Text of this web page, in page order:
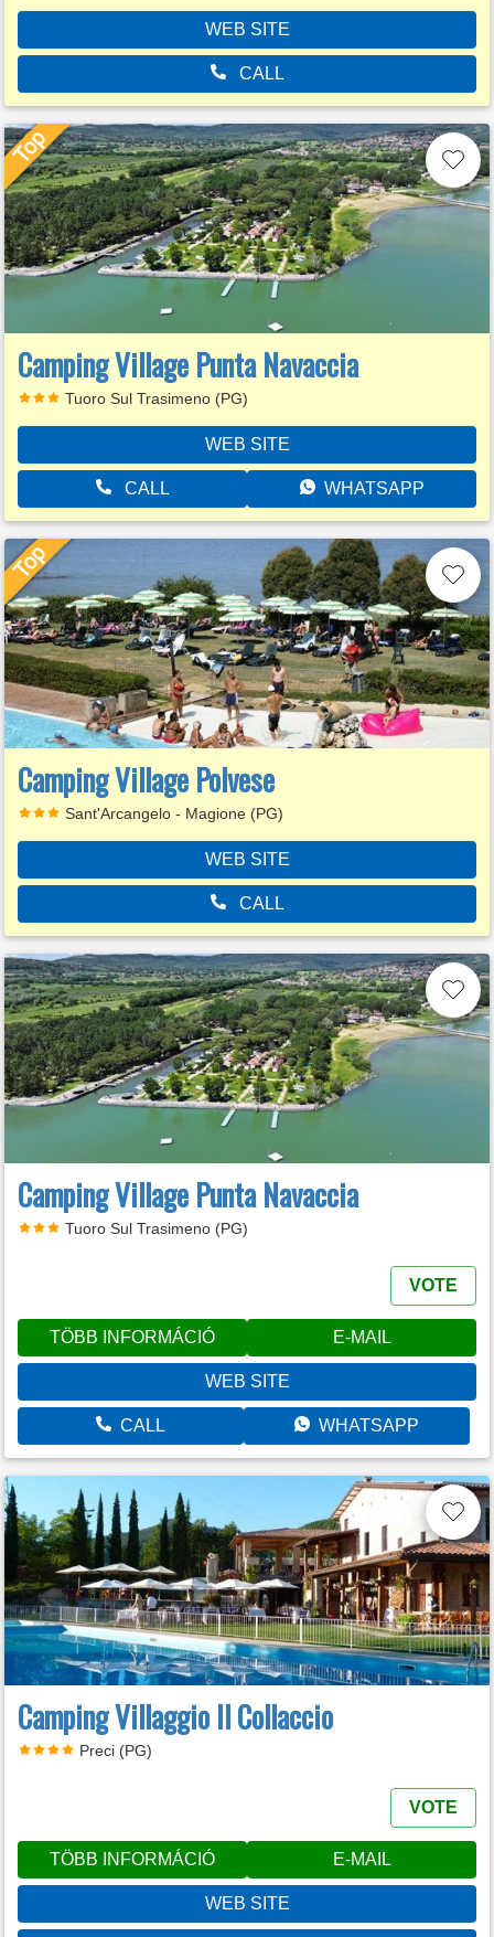
WEB SITE
CALL
Camping Village Punta Navaccia
Tuoro Sul Trasimeno (PG)
WEB SITE
CALL WHATSAPP
Camping Village Polvese
Sant'Arcangelo - Magione (PG)
WEB SITE
CALL
Camping Village Punta Navaccia
Tuoro Sul Trasimeno (PG)
VOTE
TÖBB INFORMÁCIÓ E-MAIL
WEB SITE
CALL WHATSAPP
Camping Villaggio Il Collaccio
Preci (PG)
VOTE
TÖBB INFORMÁCIÓ E-MAIL
WEB SITE